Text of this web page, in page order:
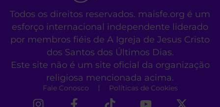
Todos os direitos reservados. maisfe.org é um
esforço internacional independente liderado
por membros fiéis de A Igreja de Jesus Cristo
dos Santos dos Últimos Dias.
Este site não é um site oficial da organização
religiosa mencionada acima.
Fale Conosco Políticas de Cookies